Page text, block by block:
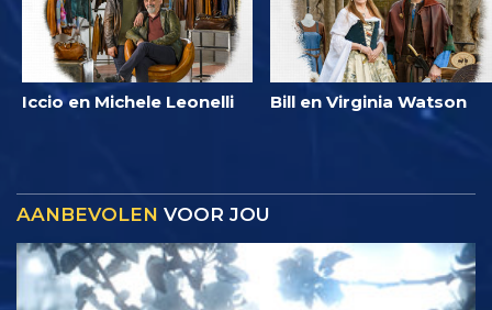
Iccio en Michele Leonelli Bill en Virginia Watson
AANBEVOLEN VOOR JOU